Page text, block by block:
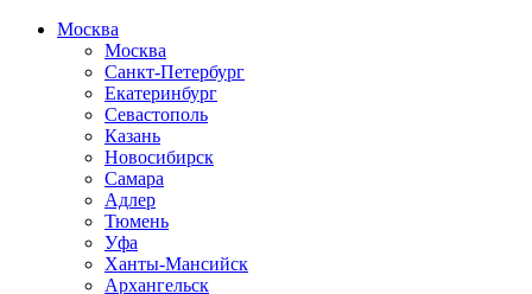
Москва
Москва
Санкт-Петербург
Екатеринбург
Севастополь
Казань
Новосибирск
Самара
Адлер
Тюмень
Уфа
Ханты-Мансийск
Архангельск